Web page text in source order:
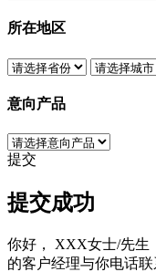
所在地区
意向产品
提交
提交成功
你好， XXX女士/先生
的客户经理与你电话